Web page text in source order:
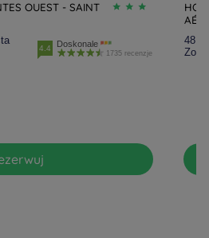
OUEST - SAINT
4.4 Doskonale
1735 recenzje
48.2